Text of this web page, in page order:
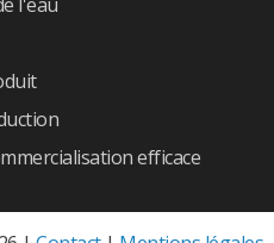
efficace